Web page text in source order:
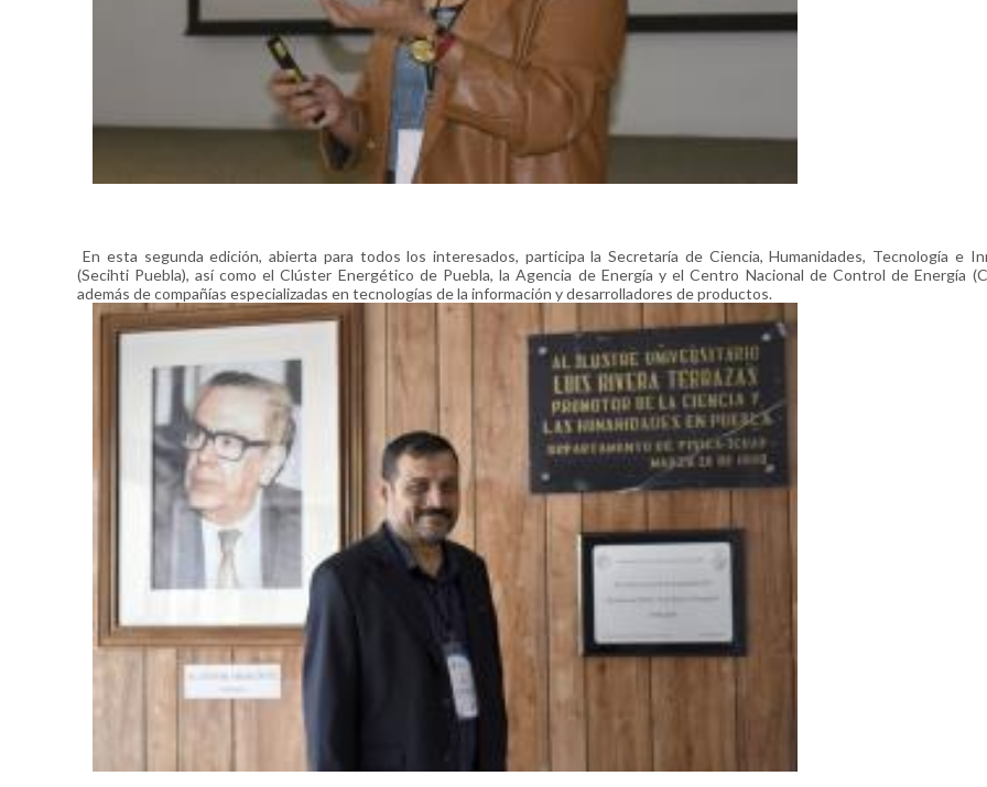
En esta segunda edición, abierta para todos los interesados, participa la Secretaría de Ciencia, Humanidades, Tecnología e
(Secihti Puebla), así como el Clúster Energético de Puebla, la Agencia de Energía y el Centro Nacional de Control de Energía
además de compañías especializadas en tecnologías de la información y desarrolladores de productos.